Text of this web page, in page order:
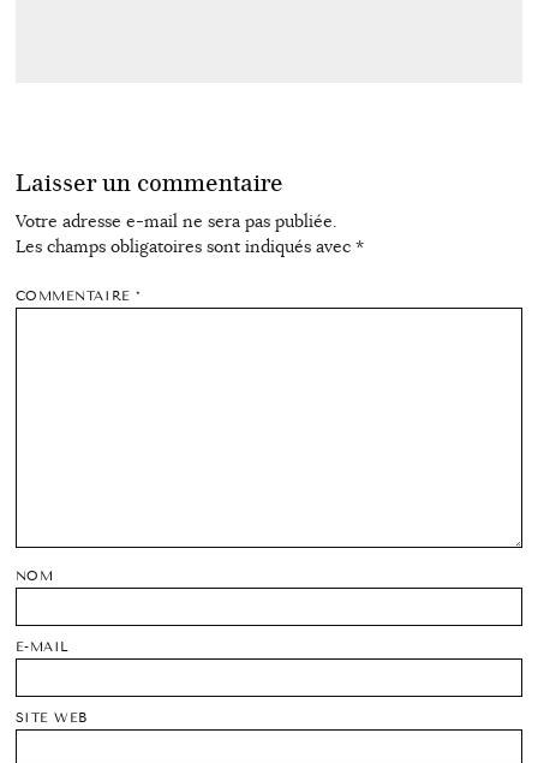
Laisser un commentaire
Votre adresse e-mail ne sera pas publiée.
Les champs obligatoires sont indiqués avec *
COMMENTAIRE*
NOM
E-MAIL
SITE WEB